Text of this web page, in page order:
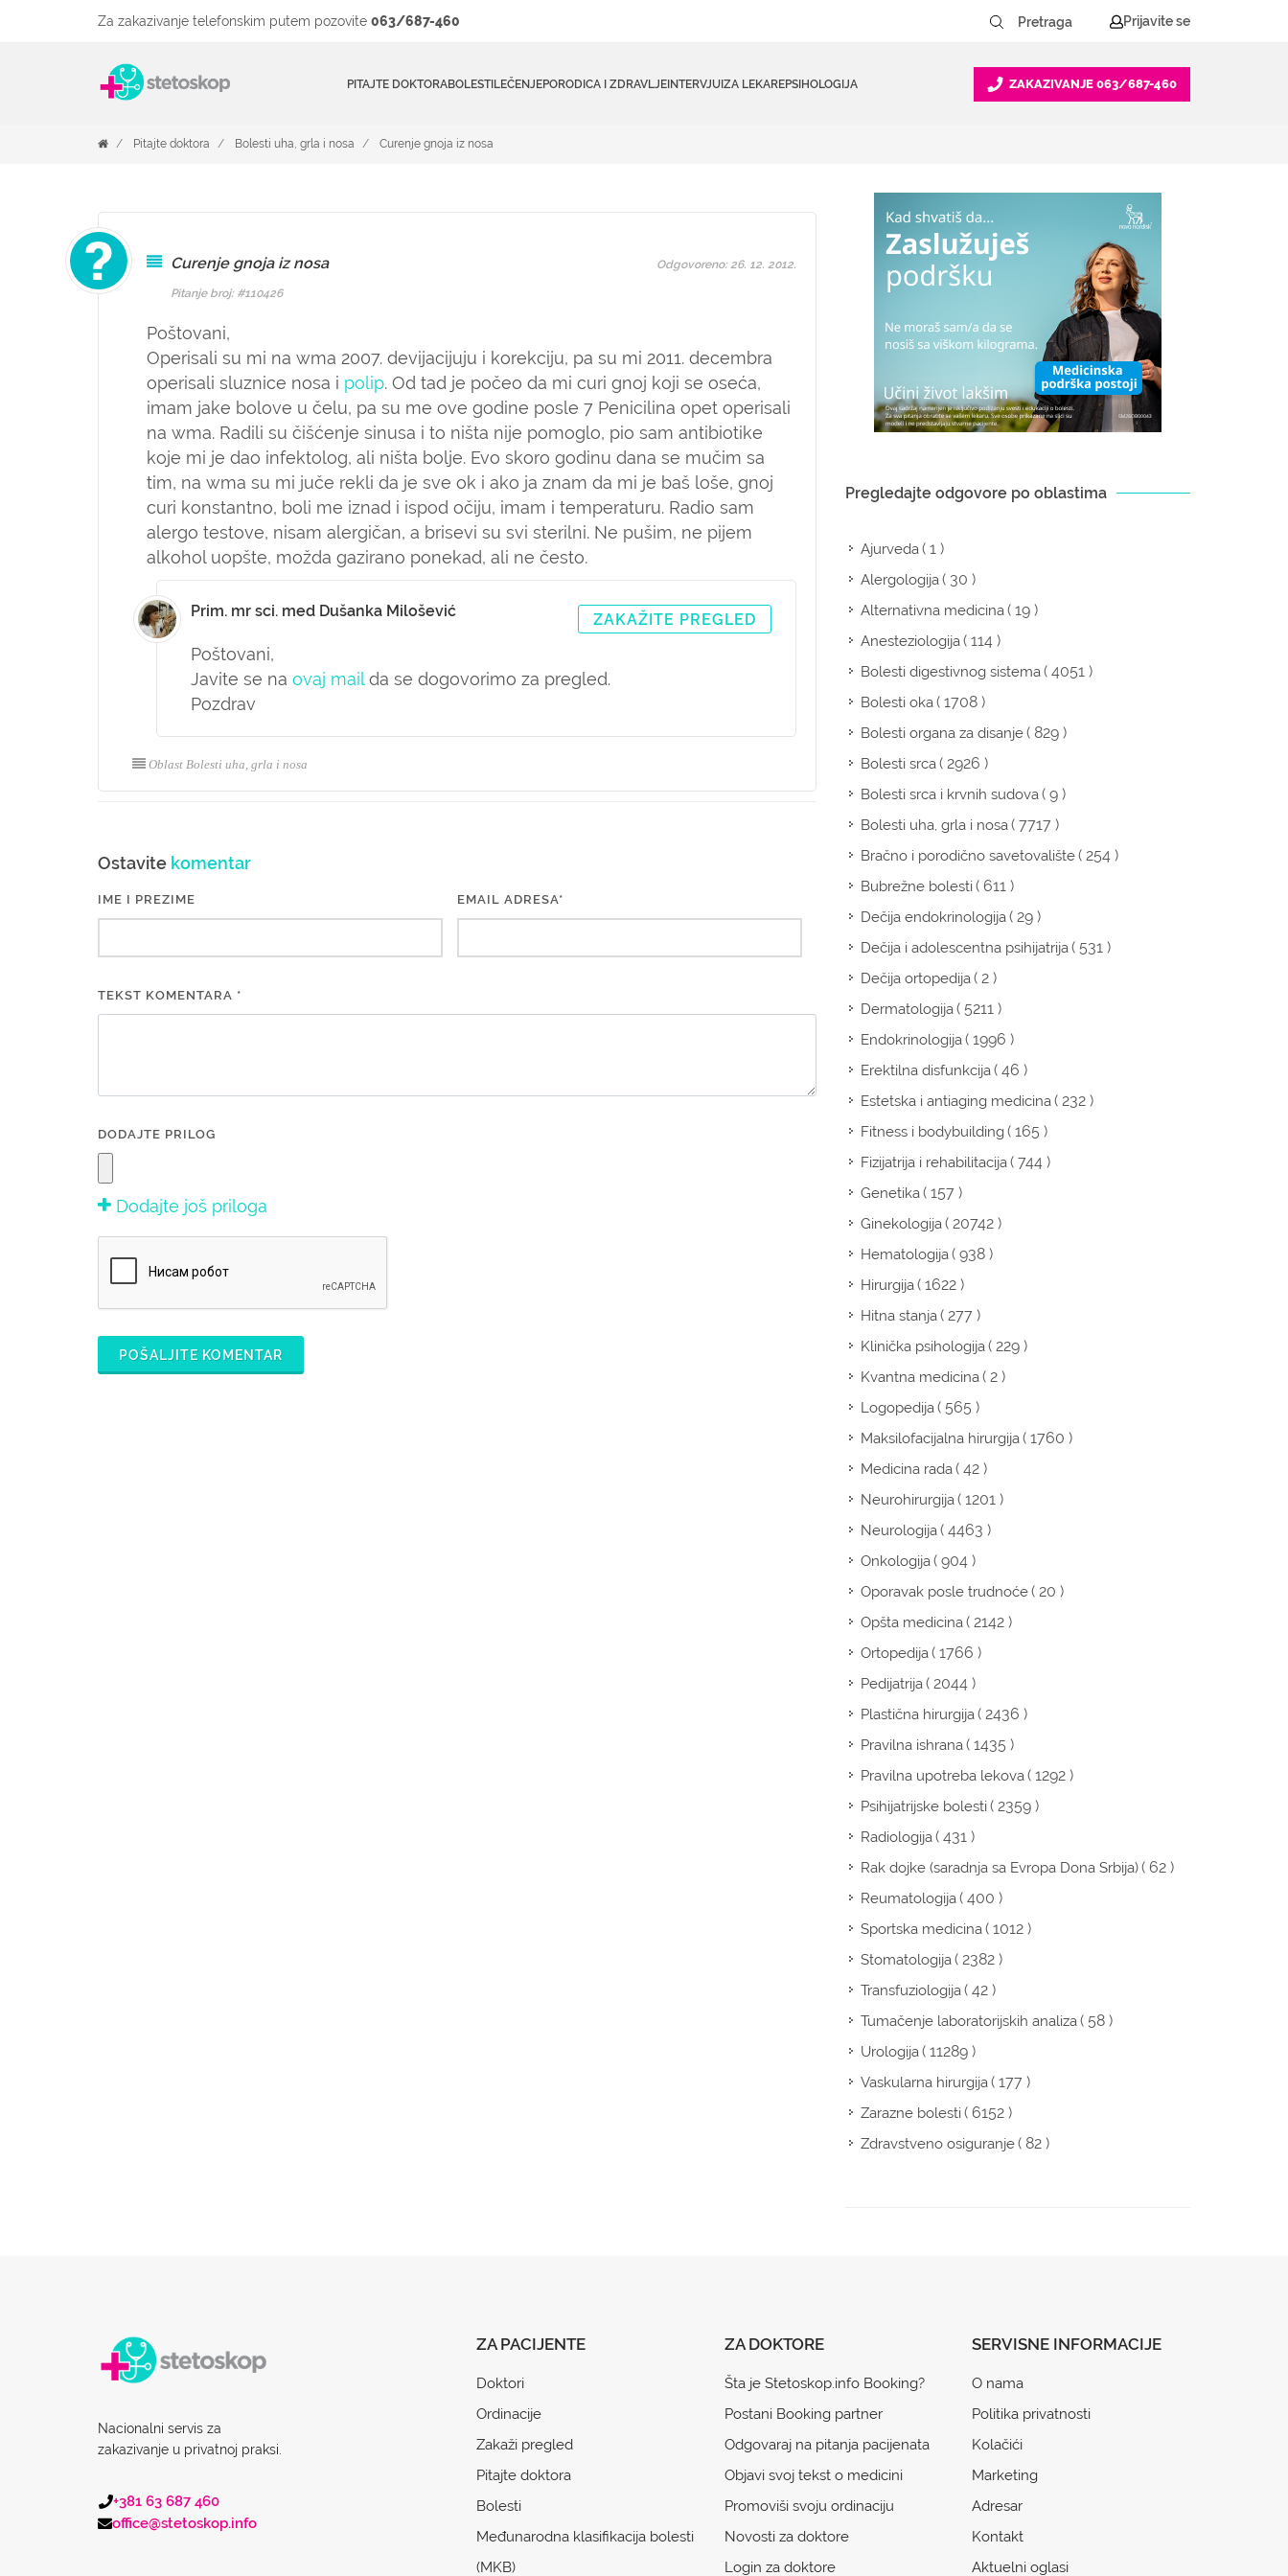
Za zakazivanje telefonskim putem pozovite 063/687-460 Prijavite se
PITAJTE DOKTORABOLESTILEČENJEPORODICA I ZDRAVLJEINTERVJUIZA LEKAREPSIHOLOGIJA ZAKAZIVANJE 063/687-460
Pitajte doktora Bolesti uha, grla i nosa Curenje gnoja iz nosa
Curenje gnoja iz nosa
Pitanje broj: #110426
Poštovani,
Operisali su mi na wma 2007. devijacijuju i korekciju, pa su mi 2011. decembra
operisali sluznice nosa i polip. Od tad je počeo da mi curi gnoj koji se oseća,
imam jake bolove u čelu, pa su me ove godine posle 7 Penicilina opet operisali
na wma. Radili su čišćenje sinusa i to ništa nije pomoglo, pio sam antibiotike
koje mi je dao infektolog, ali ništa bolje. Evo skoro godinu dana se mučim sa
tim, na wma su mi juče rekli da je sve ok i ako ja znam da mi je baš loše, gnoj
curi konstantno, boli me iznad i ispod očiju, imam i temperaturu. Radio sam
alergo testove, nisam alergičan, a brisevi su svi sterilni. Ne pušim, ne pijem
alkohol uopšte, možda gazirano ponekad, ali ne često.
Odgovoreno: 26. 12. 2012.
Prim. mr sci. med Dušanka Milošević ZAKAŽITE PREGLED
Poštovani,
Javite se na ovaj mailda se dogovorimo za pregled.
Pozdrav
Oblast Bolesti uha, grla i nosa
Ostavite komentar
IME I PREZIME EMAIL ADRESA*
TEKST KOMENTARA *
DODAJTE PRILOG
Dodajte još priloga
POŠALJITE KOMENTAR
Pregledajte odgovore po oblastima
Ajurveda( 1 )
Alergologija( 30 )
Alternativna medicina( 19 )
Anesteziologija( 114 )
Bolesti digestivnog sistema( 4051 )
Bolesti oka( 1708 )
Bolesti organa za disanje( 829 )
Bolesti srca( 2926 )
Bolesti srca i krvnih sudova( 9 )
Bolesti uha, grla i nosa( 7717 )
Bračno i porodično savetovalište( 254 )
Bubrežne bolesti( 611 )
Dečija endokrinologija( 29 )
Dečija i adolescentna psihijatrija( 531 )
Dečija ortopedija( 2 )
Dermatologija( 5211 )
Endokrinologija( 1996 )
Erektilna disfunkcija( 46 )
Estetska i antiaging medicina( 232 )
Fitness i bodybuilding( 165 )
Fizijatrija i rehabilitacija( 744 )
Genetika( 157 )
Ginekologija( 20742 )
Hematologija( 938 )
Hirurgija( 1622 )
Hitna stanja( 277 )
Klinička psihologija( 229 )
Kvantna medicina( 2 )
Logopedija( 565 )
Maksilofacijalna hirurgija( 1760 )
Medicina rada( 42 )
Neurohirurgija( 1201 )
Neurologija( 4463 )
Onkologija( 904 )
Oporavak posle trudnoće( 20 )
Opšta medicina( 2142 )
Ortopedija( 1766 )
Pedijatrija( 2044 )
Plastična hirurgija( 2436 )
Pravilna ishrana( 1435 )
Pravilna upotreba lekova( 1292 )
Psihijatrijske bolesti( 2359 )
Radiologija( 431 )
Rak dojke (saradnja sa Evropa Dona Srbija)( 62 )
Reumatologija( 400 )
Sportska medicina( 1012 )
Stomatologija( 2382 )
Transfuziologija( 42 )
Tumačenje laboratorijskih analiza( 58 )
Urologija( 11289 )
Vaskularna hirurgija( 177 )
Zarazne bolesti( 6152 )
Zdravstveno osiguranje( 82 )
Nacionalni servis za
zakazivanje u privatnoj praksi.
+381 63 687 460
office@stetoskop.info
ZA PACIJENTE
Doktori
Ordinacije
Zakaži pregled
Pitajte doktora
Bolesti
Međunarodna klasifikacija bolesti
(MKB)
ZA DOKTORE
Šta je Stetoskop.info Booking?
Postani Booking partner
Odgovaraj na pitanja pacijenata
Objavi svoj tekst o medicini
Promoviši svoju ordinaciju
Novosti za doktore
Login za doktore
SERVISNE INFORMACIJE
O nama
Politika privatnosti
Kolačići
Marketing
Adresar
Kontakt
Aktuelni oglasi